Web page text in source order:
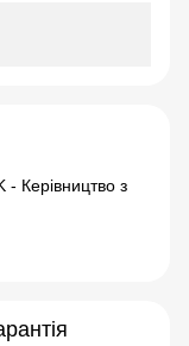
Керівництво з